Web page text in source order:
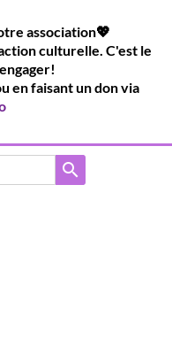
association💖
culturelle. C'est le
en faisant un don via
search